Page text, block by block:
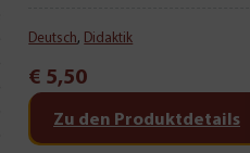
Deutsch, Didaktik
€ 5,50
Zu den Produktdetails